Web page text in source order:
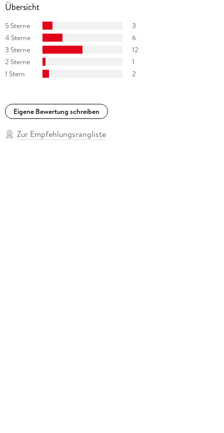
Übersicht
5 Sterne
3
4 Sterne
6
3 Sterne
12
2 Sterne
1
1 Stern
2
Eigene Bewertung schreiben
Zur Empfehlungsrangliste